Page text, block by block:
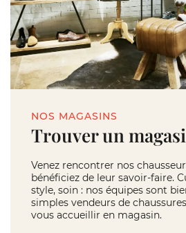
NOS MAGASINS
Trouver un
Venez rencontrer nos
bénéficiez de leur savoir-faire.
style, soin : nos équipes sont
simples vendeurs de
vous accueillir en magasin.